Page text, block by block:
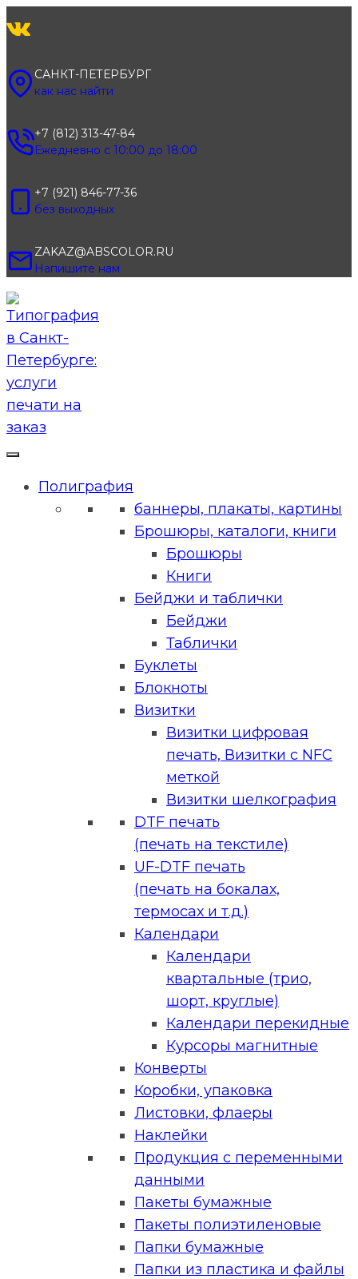
к
САНКТ-ПЕТЕРБУРГ
как нас найти
+7 (812) 313-47-84
Ежедневно с 10:00 до 18:00
+7 (921) 846-77-36
без выходных
ZAKAZ@ABSCOLOR.RU
Напишите нам
Полиграфия
баннеры, плакаты, картины
Брошюры, каталоги, книги
Брошюры
Книги
Бейджи и таблички
Бейджи
Таблички
Буклеты
Блокноты
Визитки
Визитки цифровая
печать, Визитки с NFC
меткой
Визитки шелкография
DTF печать
(печать на текстиле)
UF-DTF печать
(печать на бокалах,
термосах и т.д.)
Календари
Календари
квартальные (трио,
шорт, круглые)
Календари перекидные
Курсоры магнитные
Конверты
Коробки, упаковка
Листовки, флаеры
Наклейки
Продукция с переменными
данными
Пакеты бумажные
Пакеты полиэтиленовые
Папки бумажные
Папки из пластика и файлы